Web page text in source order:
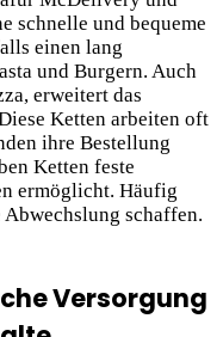
schnelle und bequeme
einen lang
und Burgern. Auch
erweitert das
Ketten arbeiten oft
ihre Bestellung
Ketten feste
ermöglicht. Häufig
schaffen.
Versorgung